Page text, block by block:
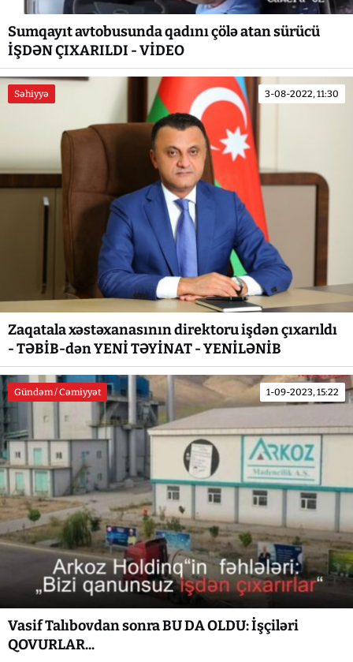
Sumqayıt avtobusunda qadını çölə atan sürücü
İŞDƏN ÇIXARILDI - VİDEO
Səhiyyə 3-08-2022, 11:30
Zaqatala xəstəxanasının direktoru işdən çıxarıldı
- TƏBİB-dən YENİ TƏYİNAT - YENİLƏNİB
Gündəm / Cəmiyyət 1-09-2023, 15:22
Vasif Talıbovdan sonra BU DA OLDU: İşçiləri
QOVURLAR...